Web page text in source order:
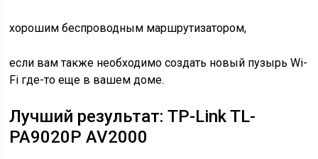
хорошим беспроводным маршрутизатором,
если вам также необходимо создать новый пузырь Wi-
Fi где-то еще в вашем доме.
Лучший результат: TP-Link TL-
PA9020P AV2000